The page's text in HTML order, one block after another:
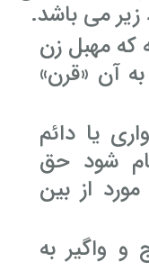
زیر می باشد.
که مهبل زن
آن «قرن»
یا دائم
شود حق
از بین
و واگیر به